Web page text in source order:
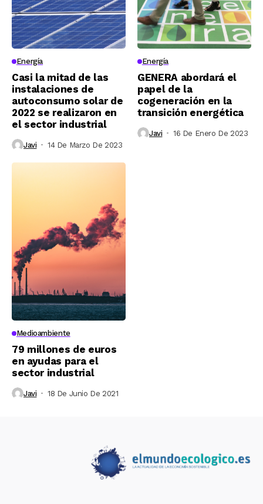
Energía
Casi la mitad de las
instalaciones de
autoconsumo solar de
2022 se realizaron en
el sector industrial
Javi 14 De Marzo De 2023
Energía
GENERA abordará el
papel de la
cogeneración en la
transición energética
Javi 16 De Enero De 2023
Medioambiente
79 millones de euros
en ayudas para el
sector industrial
Javi 18 De Junio De 2021